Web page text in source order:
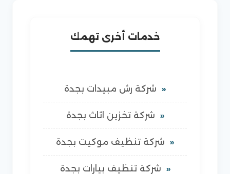
خدمات أخرى تهمك
شركة رش مبيدات بجدة
شركة تخزين اثاث بجدة
شركة تنظيف موكيت بجدة
شركة تنظيف بيارات بجدة